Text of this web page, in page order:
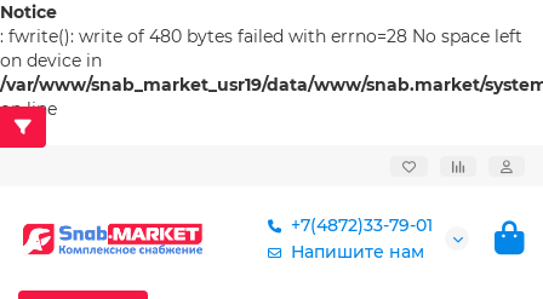
Notice
: fwrite(): write of 480 bytes failed with errno=28 No space left
on device in
/var/www/snab_market_usr19/data/www/snab.market/
on line
53
+7(4872)33-79-01
Напишите нам